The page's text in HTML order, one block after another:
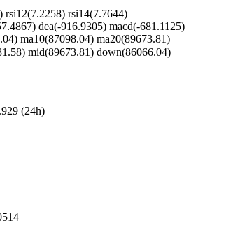
rsi12(7.2258) rsi14(7.7644)
dea(-916.9305) macd(-681.1125)
ma10(87098.04) ma20(89673.81)
mid(89673.81) down(86066.04)
(24h)